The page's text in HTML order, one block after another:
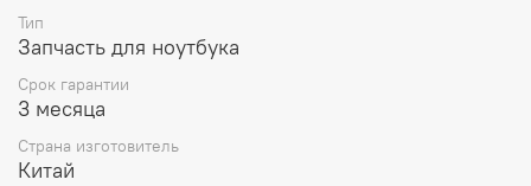
Тип
Запчасть для ноутбука
Срок гарантии
3 месяца
Страна изготовитель
Китай